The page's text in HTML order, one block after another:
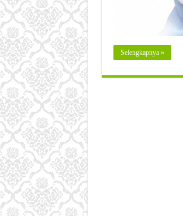
Selengkapnya »